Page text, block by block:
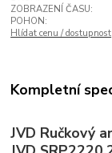
ZOBRAZENÍ ČASU:
POHON:
Hlídat cenu / dostupnost
Kompletní
JVD Ručkový